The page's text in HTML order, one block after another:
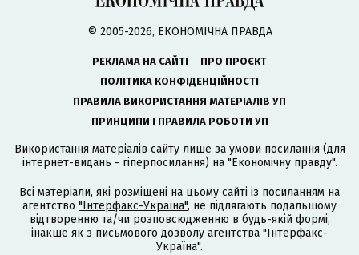
© 2005-2026, ЕКОНОМІЧНА ПРАВДА
РЕКЛАМА НА САЙТІ
ПРО ПРОЄКТ
ПОЛІТИКА КОНФІДЕНЦІЙНОСТІ
ПРАВИЛА ВИКОРИСТАННЯ МАТЕРІАЛІВ УП
ПРИНЦИПИ І ПРАВИЛА РОБОТИ УП
Використання матеріалів сайту лише за умови посилання (для
інтернет-видань - гіперпосилання) на "Економічну правду".
Всі матеріали, які розміщені на цьому сайті із посиланням на
агентство "Інтерфакс-Україна", не підлягають подальшому
відтворенню та/чи розповсюдженню в будь-якій формі,
інакше як з письмового дозволу агентства "Інтерфакс-
Україна".